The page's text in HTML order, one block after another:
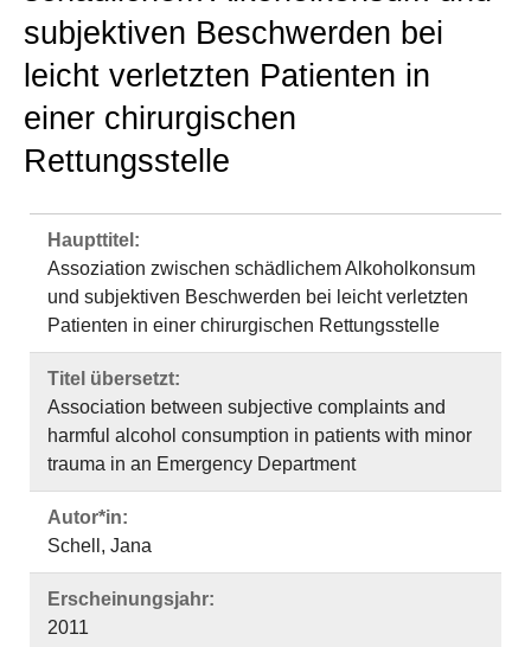
subjektiven Beschwerden bei
leicht verletzten Patienten in
einer chirurgischen
Rettungsstelle
Haupttitel:
Assoziation zwischen schädlichem Alkoholkonsum
und subjektiven Beschwerden bei leicht verletzten
Patienten in einer chirurgischen Rettungsstelle
Titel übersetzt:
Association between subjective complaints and
harmful alcohol consumption in patients with minor
trauma in an Emergency Department
Autor*in:
Schell, Jana
Erscheinungsjahr:
2011